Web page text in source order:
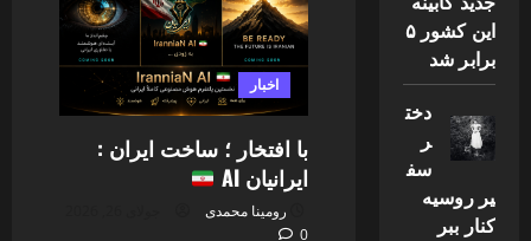
اخبار
با افتخار ؛ ساخت ایران :
ایرانیان AI
رومینا محمدی
0
این کشور ۵
برابر شد
دخت
ر
سف
یر روسیه
کنار ببر